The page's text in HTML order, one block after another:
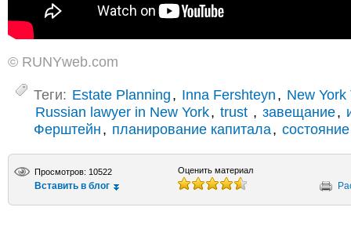
© RUNYweb.com
Теги: Estate Planning, Inna Fershteyn, New
Russian lawyer in New York, trust , завещание,
Ферштейн, планирование капитала, состояние
Просмотров: 10522
Вставить в блог
Оценить материал